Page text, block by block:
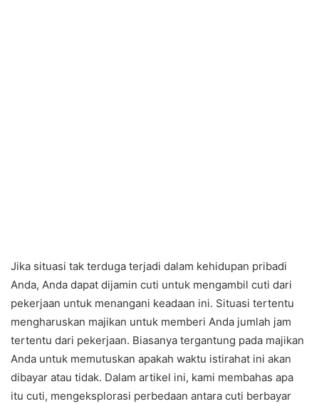
Jika situasi tak terduga terjadi dalam kehidupan pribadi
Anda, Anda dapat dijamin cuti untuk mengambil cuti dari
pekerjaan untuk menangani keadaan ini. Situasi tertentu
mengharuskan majikan untuk memberi Anda jumlah jam
tertentu dari pekerjaan. Biasanya tergantung pada majikan
Anda untuk memutuskan apakah waktu istirahat ini akan
dibayar atau tidak. Dalam artikel ini, kami membahas apa
itu cuti, mengeksplorasi perbedaan antara cuti berbayar